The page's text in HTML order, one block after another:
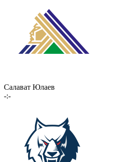
Салават Юлаев
-:-